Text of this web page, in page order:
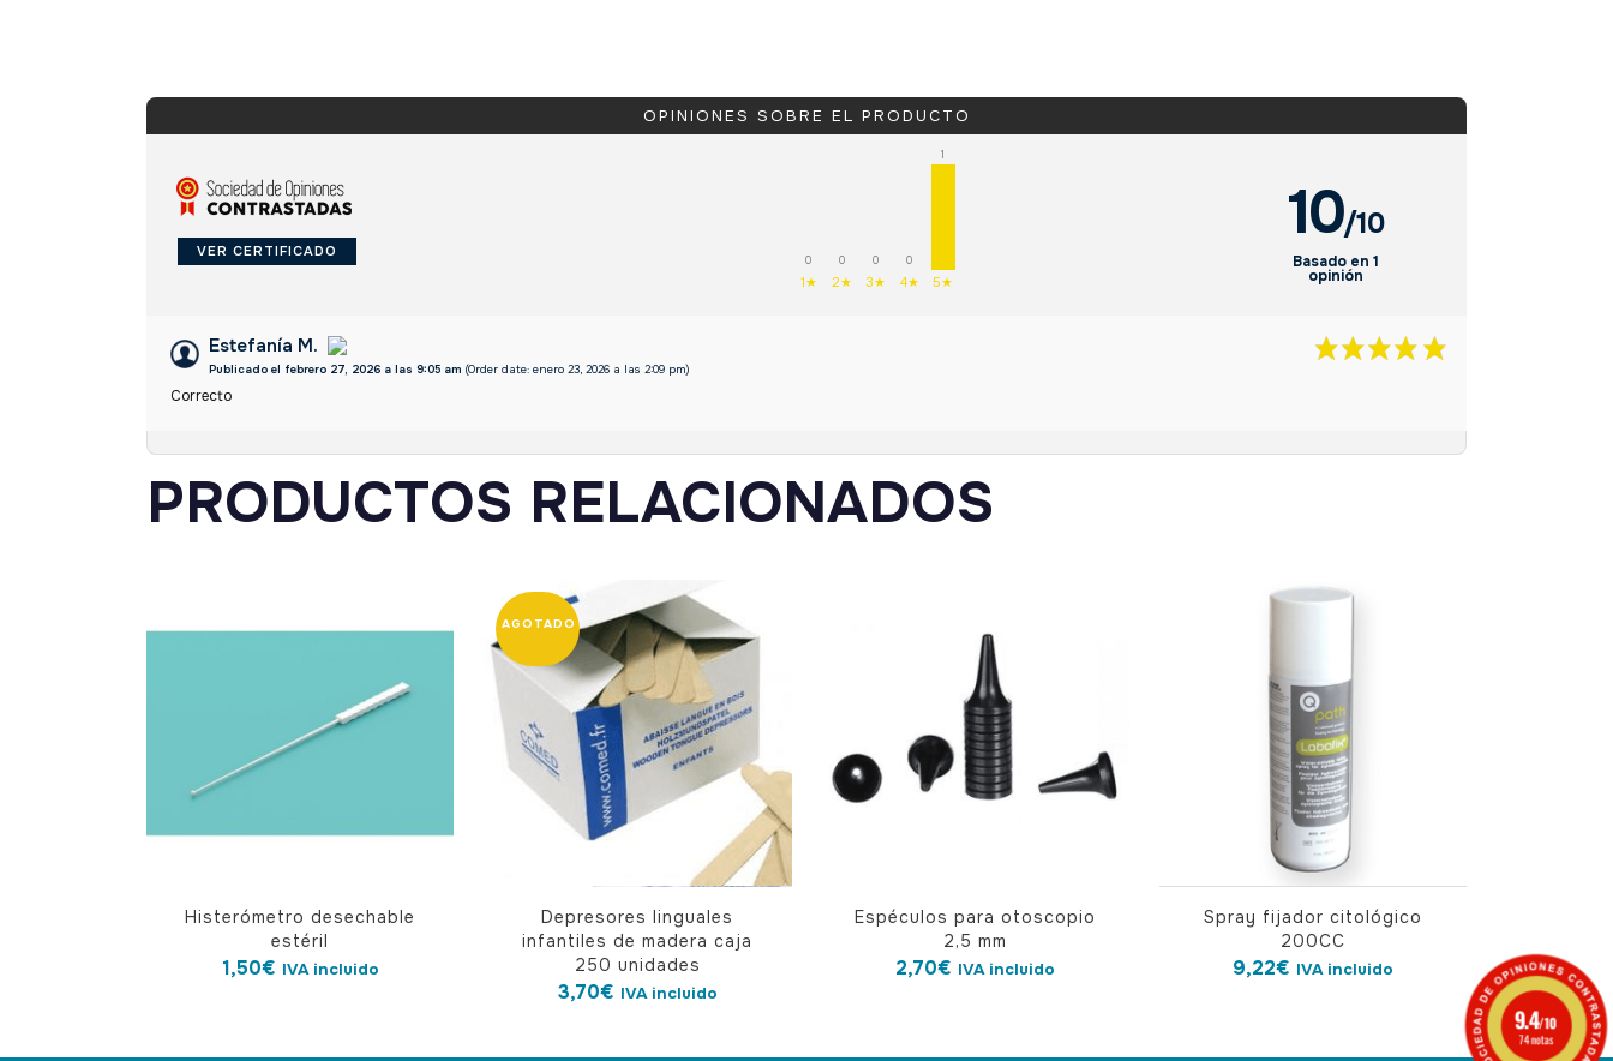
OPINIONES SOBRE EL PRODUCTO
VER CERTIFICADO
0
1★
0
2★
0
3★
0
4★
1
5★
10/10
Basado en 1
opinión
Estefanía M.
Publicado el febrero 27, 2026 a las 9:05 am (Order date: enero 23, 2026 a las 2:09 pm)
Correcto
PRODUCTOS RELACIONADOS
Histerómetro desechable
estéril
1,50€ IVA incluido
Depresores linguales
infantiles de madera caja
250 unidades
3,70€ IVA incluido
Espéculos para otoscopio
2,5 mm
2,70€ IVA incluido
Spray fijador citológico
200CC
9,22€ IVA incluido
9.4/10
74 notas